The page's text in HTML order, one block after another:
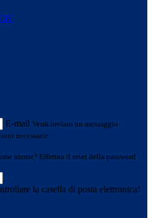
E-mail Verrà inviato un messaggio
necessarie.
utente? Effettua il reset della password
la casella di posta elettronica!